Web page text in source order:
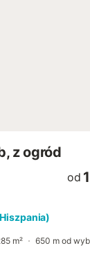
z ogród
od
m² 650 m od